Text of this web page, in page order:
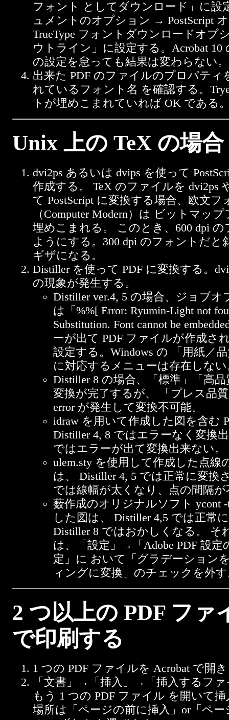
フォント としてダウンロード」に設
ュメントのオプション → PostScript
TrueType フォントダウンロードオプ
ウトライン」に設定する。Acrobat 10
の設定を怠っても結果は変わらない。
出来た PDF のファイルのプロパティ
れているフォント名 を確認する。
トが埋めこまれていれば OK である
Unix 上の TeX の場合
dvi2ps あるいは dvips を使って
作成する。 TeX のファイルを dvi2ps
て PostScript に変換する場合、欧文フ
（Computer Modern）は ビットマッ
埋めこまれる。 このとき、600 dpi
ようにする。300 dpi のフォントだと
ギザになる。
Distiller を使って PDF に変換する。
の現象が発生する。
Distiller ver.4, 5 の場合、ジョブオ
は「%%[ Error: Ryumin-Light not
Substitution. Font cannot be
ーが出て PDF ファイルが作成さ
設定する。Windows の 「用紙／
に対応するメニューは存在しない
Distiller 8 の場合、「標準」「高
変換が完了するが、 「プレス品質
error が発生して変換不可能。
idraw を用いて作成した図を含む
Distiller 4, 8 ではエラーなく変換
ではエラーが出て変換出来ない。
ulem.sty を使用して作成した点線
は、 Distiller 4, 5 では正常に変換
では線幅が太くなり、点の間隔
薮作成のオリジナルソフト ycont
した図は、 Distiller 4,5 では正常
Distiller 8 ではおかしくなる。 そ
は、「設定」→「Adobe PDF 設
定」に おいて「グラデーション
ィングに変換」のチェックを外
2 つ以上の PDF ファ
で印刷する
1 つの PDF ファイルを Acrobat で開
「文書」→「挿入」→「挿入するフ
もう 1 つの PDF ファイル を開いて
場所は「ページの前に挿入」or「ペ